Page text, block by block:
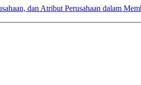
dan Atribut Perusahaan dalam